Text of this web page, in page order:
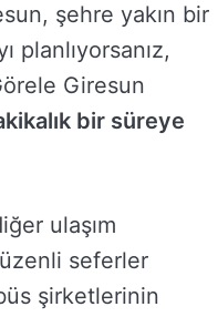
şehre yakın bir
planlıyorsanız,
Giresun
bir süreye
ulaşım
seferler
şirketlerinin